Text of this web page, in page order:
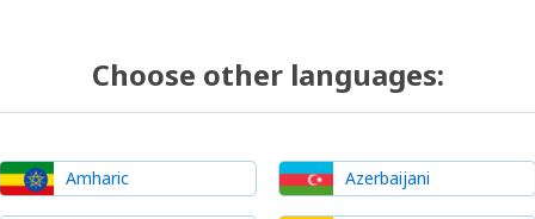
Choose other languages:
Amharic Azerbaijani